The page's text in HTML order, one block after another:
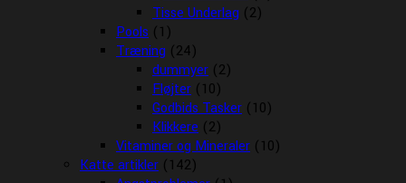
Tisse Underlag (2)
Pools (1)
Træning (24)
dummyer (2)
Fløjter (10)
Godbids Tasker (10)
Klikkere (2)
Vitaminer og Mineraler (10)
Katte artikler (142)